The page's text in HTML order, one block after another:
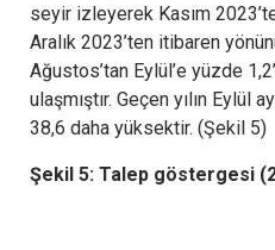
seyir izleyerek Kasım
Aralık 2023’ten itibaren
Ağustos’tan Eylül’e yüzde
ulaşmıştır. Geçen yılın Eylül
38,6 daha yüksektir. (Şekil 5)
Şekil 5: Talep göstergesi